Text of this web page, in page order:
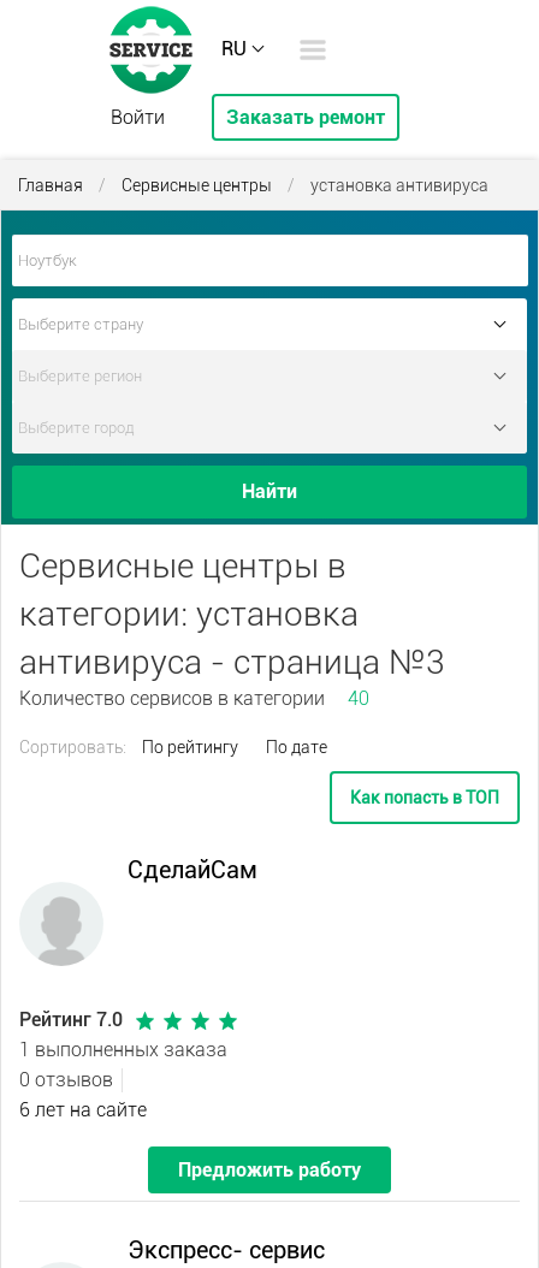
RU
Войти Заказать ремонт
Главная / Сервисные центры / установка антивируса
Найти
Сервисные центры в
категории: установка
антивируса - страница №3
Количество сервисов в категории 40
Сортировать: По рейтингу По дате
Как попасть в ТОП
СделайСам
Рейтинг 7.0
1 выполненных заказа
0 отзывов
6 лет на сайте
Предложить работу
Экспресс- сервис